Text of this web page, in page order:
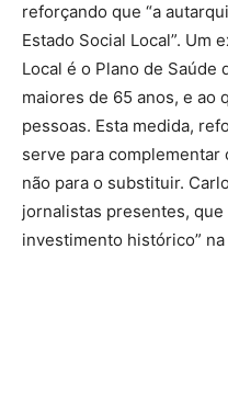
reforçando que “a
Estado Social Local”. Um
Local é o Plano de Saúde
maiores de 65 anos, e ao
pessoas. Esta medida,
serve para complementar
não para o substituir.
jornalistas presentes, que
investimento histórico” na